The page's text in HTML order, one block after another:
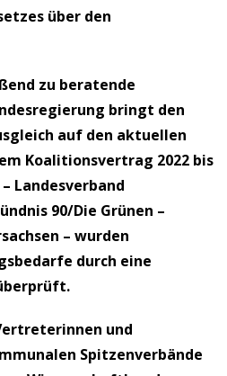
über den
zu beratende
bringt den
auf den aktuellen
Koalitionsvertrag 2022 bis
– Landesverband
90/Die Grünen –
– wurden
durch eine
und
Spitzenverbände